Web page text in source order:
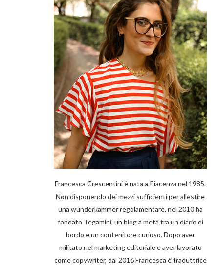
Francesca Crescentini è nata a Piacenza nel 1985.
Non disponendo dei mezzi sufficienti per allestire
una wunderkammer regolamentare, nel 2010 ha
fondato Tegamini, un blog a metà tra un diario di
bordo e un contenitore curioso. Dopo aver
militato nel marketing editoriale e aver lavorato
come copywriter, dal 2016 Francesca è traduttrice